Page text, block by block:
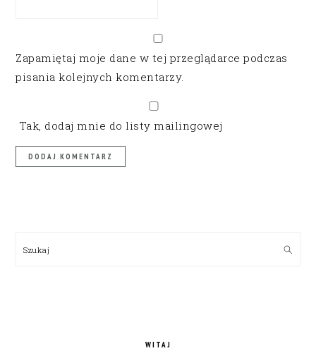
Zapamiętaj moje dane w tej przeglądarce podczas
pisania kolejnych komentarzy.
Tak, dodaj mnie do listy mailingowej
Szukaj
WITAJ